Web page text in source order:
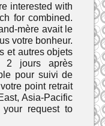
interested with
for combined.
mère avait le
votre bonheur.
et autres objets
2 jours après
pour suivi de
point retrait
Asia-Pacific
request to